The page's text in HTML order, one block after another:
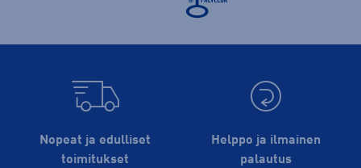
Nopeat ja edulliset
toimitukset
Helppo ja ilmainen
palautus